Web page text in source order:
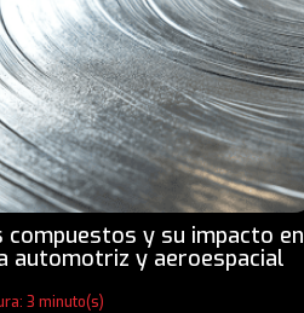
compuestos y su impacto en
automotriz y aeroespacial
3 minuto(s)